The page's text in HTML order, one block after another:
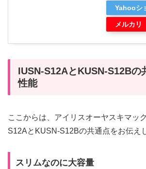
Yahooシ
メルカリ
IUSN-S12AとKUSN-S12Bの
性能
ここからは、アイリスオーヤスキマッ
S12AとKUSN-S12Bの共通点をお伝え
スリムなのに大容量